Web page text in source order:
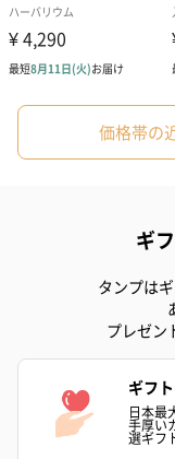
スイーツ
スイーツを同梱してお
です。
ゼリーバウム カット
（レモン＆紅茶）（
スキンケアグッズ
スキンケアグッズを
価格帯の
ギ
タンプは
プレゼン
ギフ
日本最
手厚い
選ギフ